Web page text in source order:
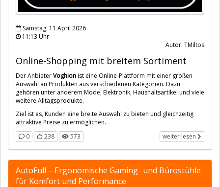
Samstag, 11 April 2026
11:13 Uhr
Autor: TMiltos
Online-Shopping mit breitem Sortiment
Der AnbieterVoghionist eine Online-Plattform mit einer großen
Auswahl an Produkten aus verschiedenen Kategorien. Dazu
gehören unter anderem Mode, Elektronik, Haushaltsartikel und viele
weitere Alltagsprodukte.
Ziel ist es, Kunden eine breite Auswahl zu bieten und gleichzeitig
attraktive Preise zu ermöglichen.
0
238 573 weiter lesen
AutoFull – Ergonomische Gaming- und Bürostühle
für Komfort und Performance